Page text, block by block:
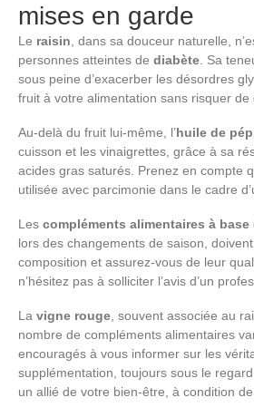
mises en garde
Le raisin , dans sa douceur naturelle,
personnes atteintes de diabète . Sa
sous peine d’exacerber les désordres
fruit à votre alimentation sans risquer de
Au-delà du fruit lui-même, l’huile de
cuisson et les vinaigrettes, grâce à sa
acides gras saturés. Prenez en compte
utilisée avec parcimonie dans le cadre
Les compléments alimentaires à base
lors des changements de saison,
composition et assurez-vous de leur
n’hésitez pas à solliciter l’avis d’un
La vigne rouge , souvent associée au
nombre de compléments alimentaires
encouragés à vous informer sur les
supplémentation, toujours sous le
un allié de votre bien-être, à condition